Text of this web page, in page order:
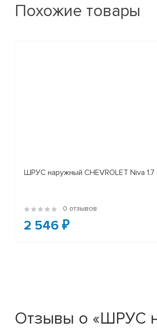
Похожие товары
ШРУС наружный CHEVROLET Niva 1.7
0 отзывов
2 546 ₽
Отзывы о «ШРУС